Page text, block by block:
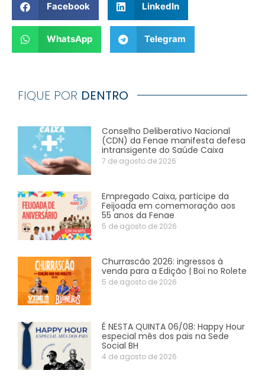
Facebook LinkedIn
WhatsApp Telegram
FIQUE POR DENTRO
Conselho Deliberativo Nacional
(CDN) da Fenae manifesta defesa
intransigente do Saúde Caixa
7 de agosto de 2026
Empregado Caixa, participe da
Feijoada em comemoração aos
55 anos da Fenae
5 de agosto de 2026
Churrascão 2026: ingressos à
venda para a Edição | Boi no Rolete
5 de agosto de 2026
É NESTA QUINTA 06/08: Happy Hour
especial mês dos pais na Sede
Social BH
4 de agosto de 2026